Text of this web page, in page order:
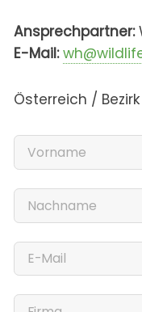
Ansprechpartner:
E-Mail:
Österreich /